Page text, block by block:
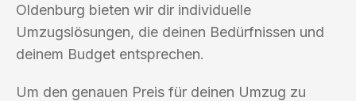
Oldenburg bieten wir dir individuelle
Umzugslösungen, die deinen Bedürfnissen und
deinem Budget entsprechen.
Um den genauen Preis für deinen Umzug zu